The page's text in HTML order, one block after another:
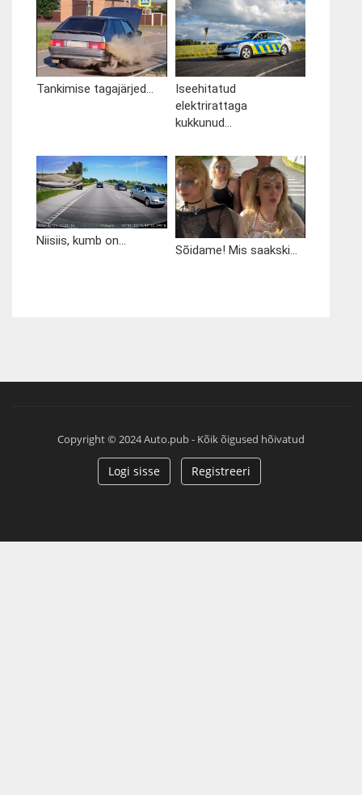
Tankimise tagajärjed...
Iseehitatud
elektrirattaga
kukkunud...
Niisiis, kumb on...
Sõidame! Mis saakski...
Copyright © 2024 Auto.pub - Kõik õigused hõivatud
Logi sisse Registreeri